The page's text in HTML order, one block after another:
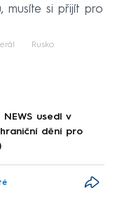
musíte si přijít pro
Rusko
usedl v
dění pro